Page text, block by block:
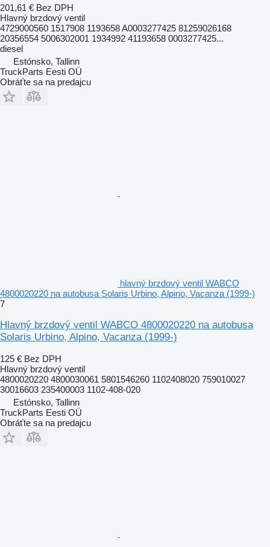
201,61 € Bez DPH
Hlavný brzdový ventil
4729000560 1517908 1193658 A0003277425 81259026168
20356554 5006302001 1934992 41193658 0003277425...
diesel
Estónsko, Tallinn
TruckParts Eesti OÜ
Obráťte sa na predajcu
hlavný brzdový ventil WABCO
4800020220 na autobusa Solaris Urbino, Alpino, Vacanza (1999-)
7
Hlavný brzdový ventil WABCO 4800020220 na autobusa
Solaris Urbino, Alpino, Vacanza (1999-)
125 € Bez DPH
Hlavný brzdový ventil
4800020220 4800030061 5801546260 1102408020 759010027
30016603 235400003 1102-408-020
Estónsko, Tallinn
TruckParts Eesti OÜ
Obráťte sa na predajcu